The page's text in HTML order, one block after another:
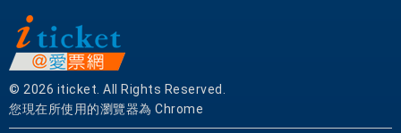
© 2026 iticket. All Rights Reserved.
您現在所使用的瀏覽器為 Chrome